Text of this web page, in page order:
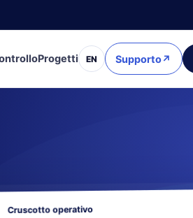
Progetti EN Supporto↗
Cruscotto operativo